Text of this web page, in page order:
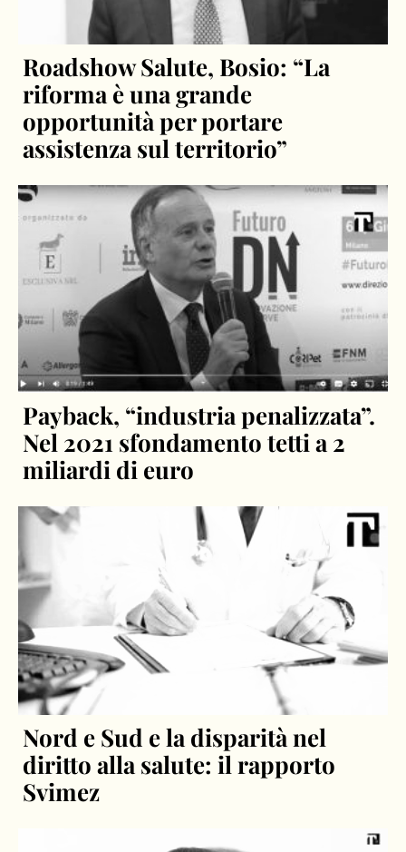
Roadshow Salute, Bosio: “La
riforma è una grande
opportunità per portare
assistenza sul territorio”
Payback, “industria penalizzata”.
Nel 2021 sfondamento tetti a 2
miliardi di euro
Nord e Sud e la disparità nel
diritto alla salute: il rapporto
Svimez